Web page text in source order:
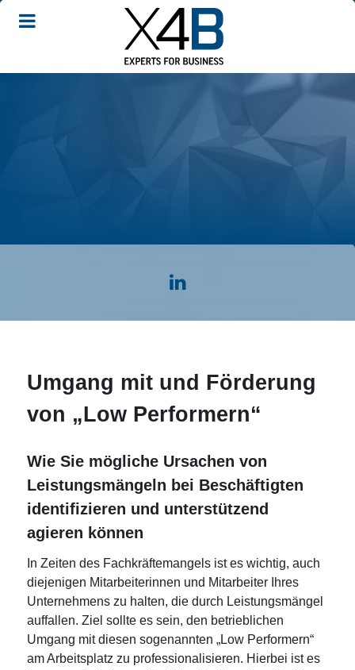
Umgang mit und Förderung
von „Low Performern“
Wie Sie mögliche Ursachen von
Leistungsmängeln bei Beschäftigten
identifizieren und unterstützend
agieren können
In Zeiten des Fachkräftemangels ist es wichtig, auch
diejenigen Mitarbeiterinnen und Mitarbeiter Ihres
Unternehmens zu halten, die durch Leistungsmängel
auffallen. Ziel sollte es sein, den betrieblichen
Umgang mit diesen sogenannten „Low Performern“
am Arbeitsplatz zu professionalisieren. Hierbei ist es